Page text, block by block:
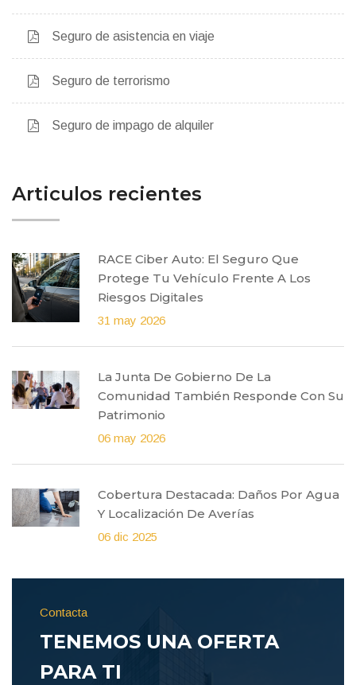
Seguro de asistencia en viaje
Seguro de terrorismo
Seguro de impago de alquiler
Articulos recientes
RACE Ciber Auto: El Seguro Que
Protege Tu Vehículo Frente A Los
Riesgos Digitales
31 may 2026
La Junta De Gobierno De La
Comunidad También Responde Con Su
Patrimonio
06 may 2026
Cobertura Destacada: Daños Por Agua
Y Localización De Averías
06 dic 2025
Contacta
TENEMOS UNA OFERTA
PARA TI